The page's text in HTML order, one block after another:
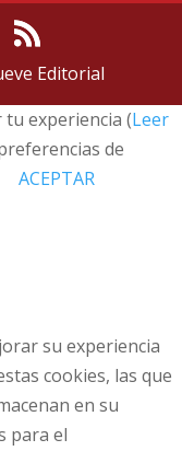
Editorial
experiencia (Leer
de
ACEPTAR
su experiencia
cookies, las que
en su
para el